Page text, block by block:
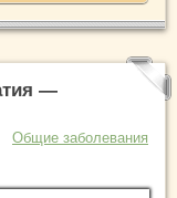
—
Общие заболевания